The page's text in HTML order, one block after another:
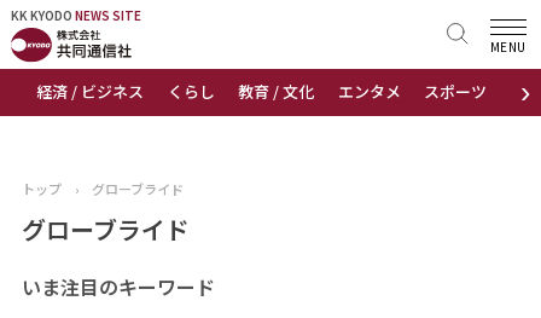
KK KYODO NEWS SITE
›
経済 / ビジネス くらし 教育 / 文化 エンタメ スポーツ 地域
MENU
KK KYODONEWS SITE
トップページ
ニュース
おすすめコンテンツ
トップ › グローブライド
グローブライド
いま注目のキーワード